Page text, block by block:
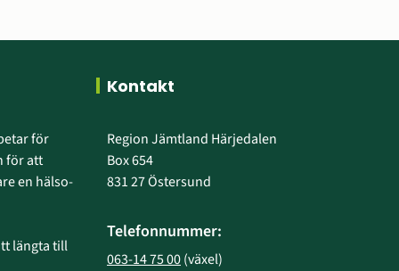
för
för att
en hälso-
längta till
Kontakt
Region Jämtland Härjedalen
Box 654
831 27 Östersund
Telefonnummer:
063-14 75 00 (växel)